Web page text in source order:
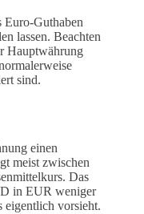
Euro-Guthaben
lassen. Beachten
Hauptwährung
sind.
einen
meist zwischen
Das
in EUR weniger
eigentlich vorsieht.